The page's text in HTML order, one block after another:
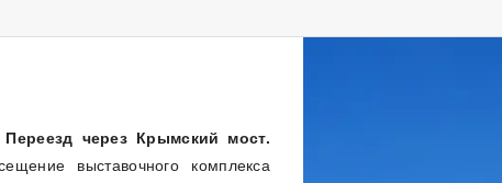
через Крымский мост.
выставочного комплекса